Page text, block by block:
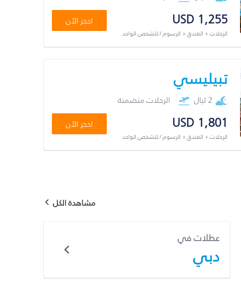
USD 1,255
الرحلات + الفندق + الرسوم / للشخص الواحد
احجز الآن
تبيليسي
2 ليال الرحلات متضمنة
USD 1,801
الرحلات + الفندق + الرسوم / للشخص الواحد
احجز الآن
مشاهدة الكل
عطلات في
دبي